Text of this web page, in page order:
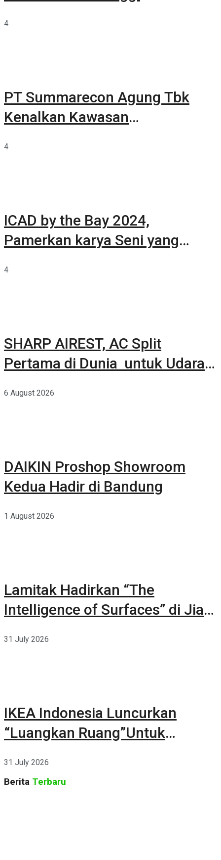
4
PT Summarecon Agung Tbk
Kenalkan Kawasan
4
ICAD by the Bay 2024,
Pamerkan karya Seni yang
4
SHARP AIREST, AC Split
Pertama di Dunia untuk Udara
6 August 2026
DAIKIN Proshop Showroom
Kedua Hadir di Bandung
1 August 2026
Lamitak Hadirkan “The
Intelligence of Surfaces” di Jia
31 July 2026
IKEA Indonesia Luncurkan
“Luangkan Ruang”Untuk
31 July 2026
Berita Terbaru